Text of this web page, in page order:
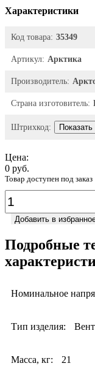
Характеристики
Код товара: 35349
Артикул: Арктика
Производитель:
Страна изготовитель:
Штрихкод: Показать
Цена:
0 руб.
Товар доступен под заказ
Добавить в
Подробные
Номинальное
Тип изделия:
Масса, кг: 21